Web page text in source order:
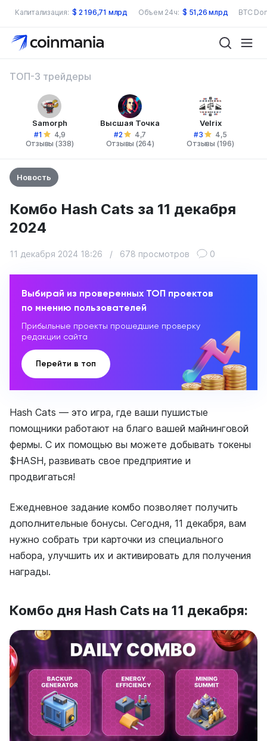
Капитализация: $ 2 196,71 млрд Объем 24ч: $ 51,26 млрд BTC
ТОП-3 трейдеры
Samorph
#1
4,9
Отзывы (338)
Высшая Точка
#2
4,7
Отзывы (264)
Velrix
#3
4,5
Отзывы (196)
Новость
Комбо Hash Cats за 11 декабря
2024
11 декабря 2024 18:26 / 678 просмотров 0
Выбирай из проверенных ТОП проектов
по мнению пользователей
Прибыльные проекты прошедшие проверку
редакции сайта
Перейти в топ
Hash Cats — это игра, где ваши пушистые
помощники работают на благо вашей майнинговой
фермы. С их помощью вы можете добывать токены
$HASH, развивать свое предприятие и
продвигаться!
Ежедневное задание комбо позволяет получить
дополнительные бонусы. Сегодня, 11 декабря, вам
нужно собрать три карточки из специального
набора, улучшить их и активировать для получения
награды.
Комбо дня Hash Cats на 11 декабря: